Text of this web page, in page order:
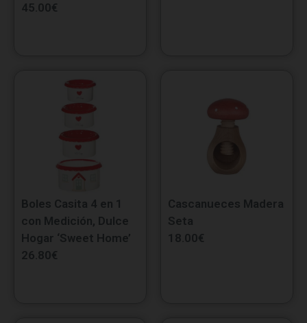
45.00€
Boles Casita 4 en 1
con Medición, Dulce
Hogar ‘Sweet Home’
26.80€
Cascanueces Madera
Seta
18.00€